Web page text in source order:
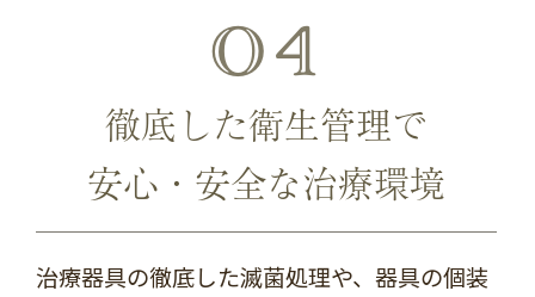
04
徹底した衛生管理で
安心・安全な治療環境
治療器具の徹底した滅菌処理や、器具の個装